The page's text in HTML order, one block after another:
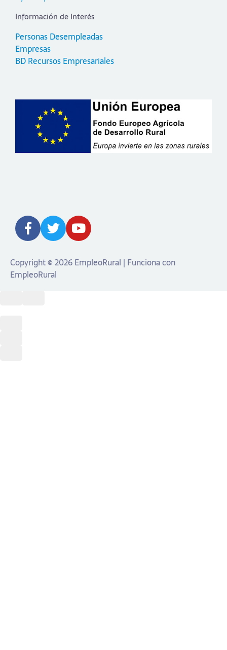
Información de Interés
Personas Desempleadas
Empresas
BD Recursos Empresariales
Copyright © 2026 EmpleoRural | Funciona con
EmpleoRural